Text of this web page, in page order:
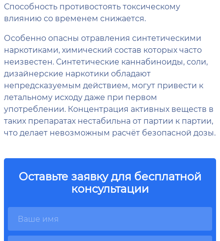
Способность противостоять токсическому
влиянию со временем снижается.
Особенно опасны отравления синтетическими
наркотиками, химический состав которых часто
неизвестен. Синтетические каннабиноиды, соли,
дизайнерские наркотики обладают
непредсказуемым действием, могут привести к
летальному исходу даже при первом
употреблении. Концентрация активных веществ в
таких препаратах нестабильна от партии к партии,
что делает невозможным расчёт безопасной дозы.
Оставьте заявку для бесплатной
консультации